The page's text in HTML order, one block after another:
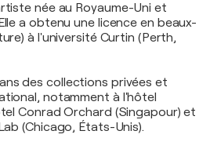
née au Royaume-Uni et
a obtenu une licence en beaux-
à l'université Curtin (Perth,
des collections privées et
notamment à l'hôtel
Conrad Orchard (Singapour) et
(Chicago, États-Unis).